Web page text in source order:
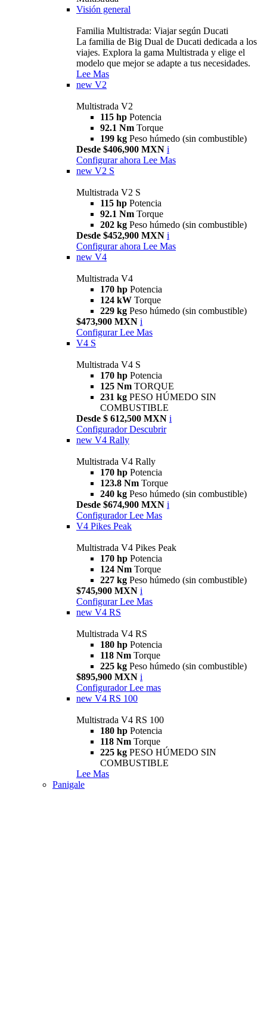
Visión general
Familia Multistrada: Viajar según Ducati
La familia de Big Dual de Ducati dedicada a los
viajes. Explora la gama Multistrada y elige el
modelo que mejor se adapte a tus necesidades.
Lee Mas
new V2
Multistrada V2
115 hp Potencia
92.1 Nm Torque
199 kg Peso húmedo (sin combustible)
Desde $406,900 MXN i
Configurar ahora Lee Mas
new V2 S
Multistrada V2 S
115 hp Potencia
92.1 Nm Torque
202 kg Peso húmedo (sin combustible)
Desde $452,900 MXN i
Configurar ahora Lee Mas
new V4
Multistrada V4
170 hp Potencia
124 kW Torque
229 kg Peso húmedo (sin combustible)
$473,900 MXN i
Configurar Lee Mas
V4 S
Multistrada V4 S
170 hp Potencia
125 Nm TORQUE
231 kg PESO HÚMEDO SIN
COMBUSTIBLE
Desde $ 612,500 MXN i
Configurador Descubrir
new V4 Rally
Multistrada V4 Rally
170 hp Potencia
123.8 Nm Torque
240 kg Peso húmedo (sin combustible)
Desde $674,900 MXN i
Configurador Lee Mas
V4 Pikes Peak
Multistrada V4 Pikes Peak
170 hp Potencia
124 Nm Torque
227 kg Peso húmedo (sin combustible)
$745,900 MXN i
Configurar Lee Mas
new V4 RS
Multistrada V4 RS
180 hp Potencia
118 Nm Torque
225 kg Peso húmedo (sin combustible)
$895,900 MXN i
Configurador Lee mas
new V4 RS 100
Multistrada V4 RS 100
180 hp Potencia
118 Nm Torque
225 kg PESO HÚMEDO SIN
COMBUSTIBLE
Lee Mas
Panigale